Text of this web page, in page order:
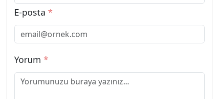
E-posta *
Yorum *